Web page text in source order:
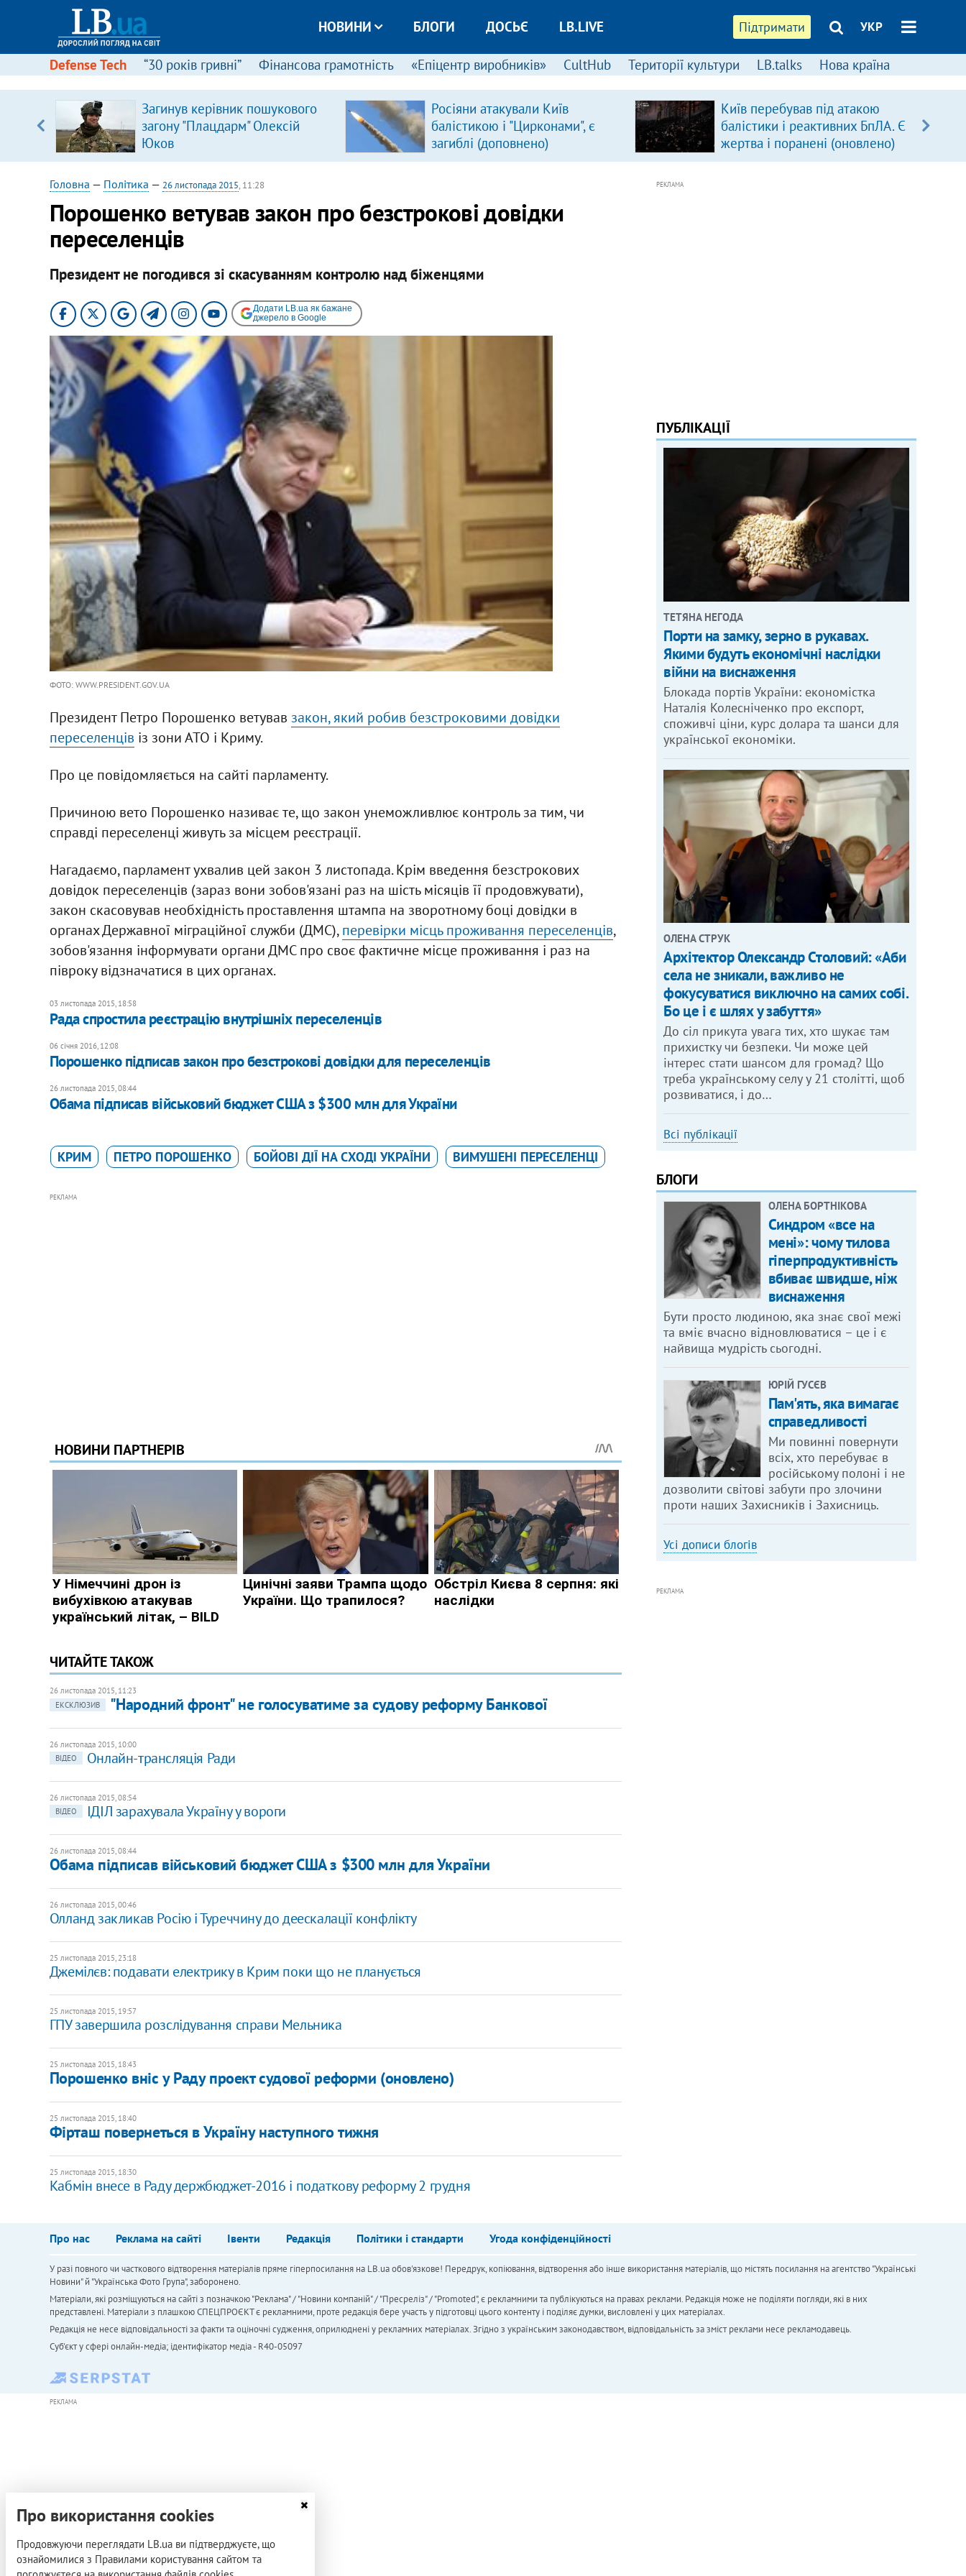
Підтримати УКР
НОВИНИ БЛОГИ ДОСЬЄ LB.LIVE
Defense Tech “30 років гривні” Фінансова грамотність «Епіцентр виробників» CultHub Території культури LB.talks Нова країна
Загинув керівник пошукового
загону "Плацдарм" Олексій
Юков
Росіяни атакували Київ
балістикою і "Цирконами", є
загиблі (доповнено)
Київ перебував під атакою
балістики і реактивних БпЛА. Є
жертва і поранені (оновлено)
Головна — Політика — 26 листопада 2015, 11:28
Порошенко ветував закон про безстрокові довідки
переселенців
Президент не погодився зі скасуванням контролю над біженцями
Додати LB.ua як бажане
джерело в Google
ФОТО: WWW.PRESIDENT.GOV.UA
Президент Петро Порошенко ветував закон, який робив безстроковими довідки
переселенців із зони АТО і Криму.
Про це повідомляється на сайті парламенту.
Причиною вето Порошенко називає те, що закон унеможливлює контроль за тим, чи
справді переселенці живуть за місцем реєстрації.
Нагадаємо, парламент ухвалив цей закон 3 листопада. Крім введення безстрокових
довідок переселенців (зараз вони зобов'язані раз на шість місяців її продовжувати),
закон скасовував необхідність проставлення штампа на зворотному боці довідки в
органах Державної міграційної служби (ДМС),перевірки місць проживання переселенців,
зобов'язання інформувати органи ДМС про своє фактичне місце проживання і раз на
півроку відзначатися в цих органах.
03 листопада 2015, 18:58
Рада спростила реєстрацію внутрішніх переселенців
06 січня 2016, 12:08
Порошенко підписав закон про безстрокові довідки для переселенців
26 листопада 2015, 08:44
Обама підписав військовий бюджет США з $300 млн для України
КРИМ ПЕТРО ПОРОШЕНКО БОЙОВІ ДІЇ НА СХОДІ УКРАЇНИ ВИМУШЕНІ ПЕРЕСЕЛЕНЦІ
РЕКЛАМА
ЧИТАЙТЕ ТАКОЖ
26 листопада 2015, 11:23
ЕКСКЛЮЗИВ
"Народний фронт" не голосуватиме за судову реформу Банкової
26 листопада 2015, 10:00
ВІДЕО
Онлайн-трансляція Ради
26 листопада 2015, 08:54
ВІДЕО
ІДІЛ зарахувала Україну у вороги
26 листопада 2015, 08:44
Обама підписав військовий бюджет США з $300 млн для України
26 листопада 2015, 00:46
Олланд закликав Росію і Туреччину до деескалації конфлікту
25 листопада 2015, 23:18
Джемілєв: подавати електрику в Крим поки що не планується
25 листопада 2015, 19:57
ГПУ завершила розслідування справи Мельника
25 листопада 2015, 18:43
Порошенко вніс у Раду проект судової реформи (оновлено)
25 листопада 2015, 18:40
Фірташ повернеться в Україну наступного тижня
25 листопада 2015, 18:30
Кабмін внесе в Раду держбюджет-2016 і податкову реформу 2 грудня
РЕКЛАМА
ПУБЛІКАЦІЇ
ТЕТЯНА НЕГОДА
Порти на замку, зерно в рукавах.
Якими будуть економічні наслідки
війни на виснаження
Блокада портів України: економістка
Наталія Колесніченко про експорт,
споживчі ціни, курс долара та шанси для
української економіки.
ОЛЕНА СТРУК
Архітектор Олександр Столовий: «Аби
села не зникали, важливо не
фокусуватися виключно на самих собі.
Бо це і є шлях у забуття»
До сіл прикута увага тих, хто шукає там
прихистку чи безпеки. Чи може цей
інтерес стати шансом для громад? Що
треба українському селу у 21 столітті, щоб
розвиватися, і до…
Всі публікації
БЛОГИ
ОЛЕНА БОРТНІКОВА
Синдром «все на
мені»: чому тилова
гіперпродуктивність
вбиває швидше, ніж
виснаження
Бути просто людиною, яка знає свої межі
та вміє вчасно відновлюватися – це і є
найвища мудрість сьогодні.
ЮРІЙ ГУСЄВ
Пам'ять, яка вимагає
справедливості
Ми повинні повернути
всіх, хто перебуває в
російському полоні і не
дозволити світові забути про злочини
проти наших Захисників і Захисниць.
Усі дописи блогів
РЕКЛАМА
Про нас Реклама на сайті Івенти Редакція Політики і стандарти Угода конфіденційності
У разі повного чи часткового відтворення матеріалів пряме гіперпосилання на LB.ua обов'язкове! Передрук, копіювання, відтворення або інше використання матеріалів, що містять посилання на агентство "Українськi
Новини" й "Українська Фото Група", заборонено.
Матеріали, які розміщуються на сайті з позначкою "Реклама" / "Новини компаній" / "Пресреліз" / "Promoted", є рекламними та публікуються на правах реклами. Редакція може не поділяти погляди, які в них
представлені. Матеріали з плашкою СПЕЦПРОЄКТ є рекламними, проте редакція бере участь у підготовці цього контенту і поділяє думки, висловлені у цих матеріалах.
Редакція не несе відповідальності за факти та оціночні судження, оприлюднені у рекламних матеріалах. Згідно з українським законодавством, відповідальність за зміст реклами несе рекламодавець.
Cуб'єкт у сфері онлайн-медіа; ідентифікатор медіа - R40-05097
РЕКЛАМА
Про використання cookies
Продовжуючи переглядати LB.ua ви підтверджуєте, що
ознайомилися з Правилами користування сайтом та